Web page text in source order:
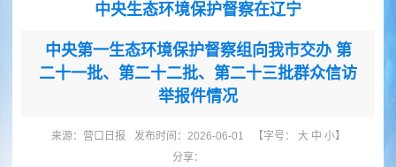
中央生态环境保护督察在辽宁
中央第一生态环境保护督察组向我市交办 第
二十一批、第二十二批、第二十三批群众信访
举报件情况
来源： 营口日报 发布时间：2026-06-01 【字号： 大 中 小】
分享：